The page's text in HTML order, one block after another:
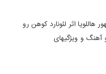
اثر لئونارد کوهن رو
آهنگ و ویژگیهای